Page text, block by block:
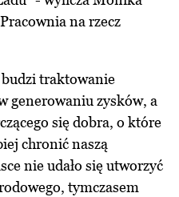
na rzecz
traktowanie
generowaniu zysków, a
się dobra, o które
chronić naszą
nie udało się utworzyć
tymczasem